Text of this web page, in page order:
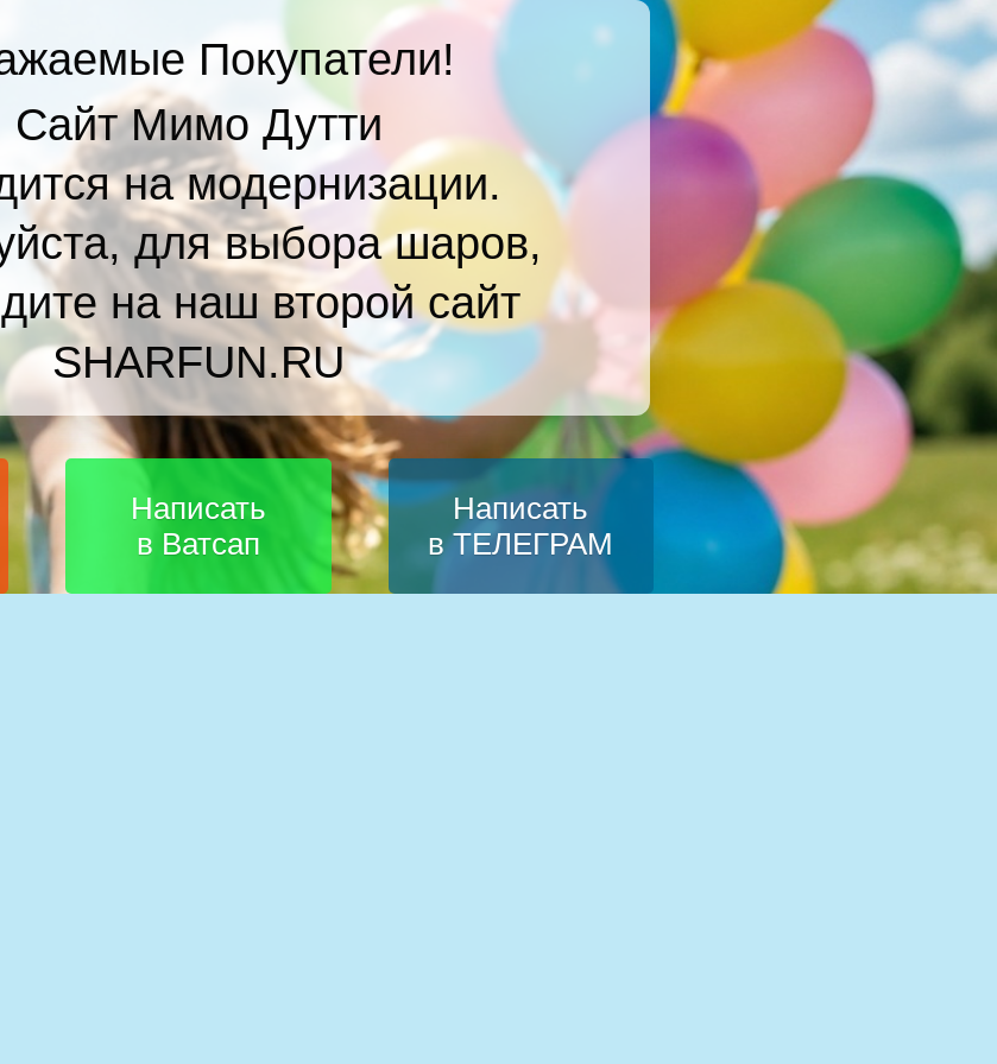
Покупатели!
Сайт Мимо Дутти
на модернизации.
для выбора шаров,
на наш второй сайт
SHARFUN.RU
Написать
в Ватсап
Написать
в ТЕЛЕГРАМ